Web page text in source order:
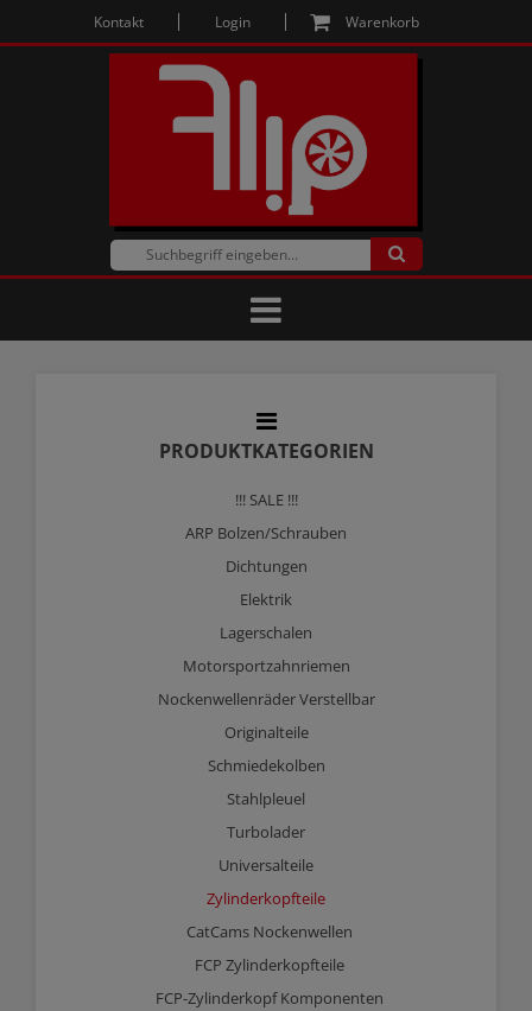
Kontakt Login Warenkorb
PRODUKTKATEGORIEN
!!! SALE !!!
ARP Bolzen/Schrauben
Dichtungen
Elektrik
Lagerschalen
Motorsportzahnriemen
Nockenwellenräder Verstellbar
Originalteile
Schmiedekolben
Stahlpleuel
Turbolader
Universalteile
Zylinderkopfteile
CatCams Nockenwellen
FCP Zylinderkopfteile
FCP-Zylinderkopf Komponenten